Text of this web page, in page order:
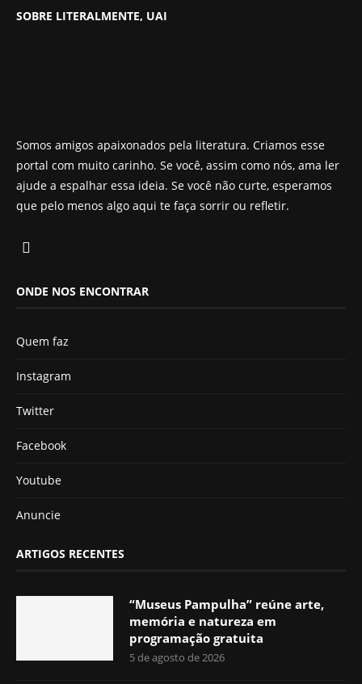
SOBRE LITERALMENTE, UAI
Somos amigos apaixonados pela literatura. Criamos esse
portal com muito carinho. Se você, assim como nós, ama ler
ajude a espalhar essa ideia. Se você não curte, esperamos
que pelo menos algo aqui te faça sorrir ou refletir.
ONDE NOS ENCONTRAR
Quem faz
Instagram
Twitter
Facebook
Youtube
Anuncie
ARTIGOS RECENTES
“Museus Pampulha” reúne arte,
memória e natureza em
programação gratuita
5 de agosto de 2026